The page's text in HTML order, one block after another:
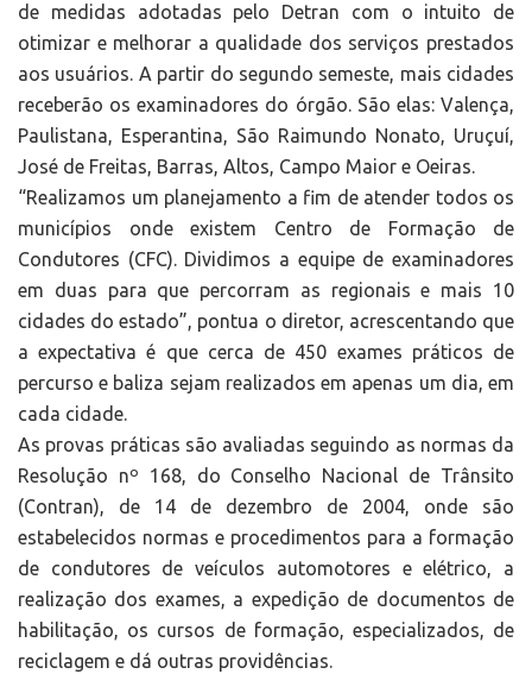
de medidas adotadas pelo Detran com o intuito de
otimizar e melhorar a qualidade dos serviços prestados
aos usuários. A partir do segundo semeste, mais cidades
receberão os examinadores do órgão. São elas: Valença,
Paulistana, Esperantina, São Raimundo Nonato, Uruçuí,
José de Freitas, Barras, Altos, Campo Maior e Oeiras.
“Realizamos um planejamento a fim de atender todos os
municípios onde existem Centro de Formação de
Condutores (CFC). Dividimos a equipe de examinadores
em duas para que percorram as regionais e mais 10
cidades do estado”, pontua o diretor, acrescentando que
a expectativa é que cerca de 450 exames práticos de
percurso e baliza sejam realizados em apenas um dia, em
cada cidade.
As provas práticas são avaliadas seguindo as normas da
Resolução nº 168, do Conselho Nacional de Trânsito
(Contran), de 14 de dezembro de 2004, onde são
estabelecidos normas e procedimentos para a formação
de condutores de veículos automotores e elétrico, a
realização dos exames, a expedição de documentos de
habilitação, os cursos de formação, especializados, de
reciclagem e dá outras providências.